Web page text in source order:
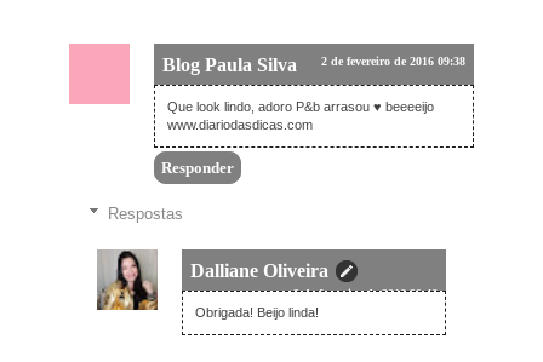
Blog Paula Silva 2 de fevereiro de 2016 09:38
Que look lindo, adoro P&b arrasou ♥ beeeeijo
www.diariodasdicas.com
Responder
Respostas
Dalliane Oliveira
3 de fevereiro de 2016 20:46
Obrigada! Beijo linda!